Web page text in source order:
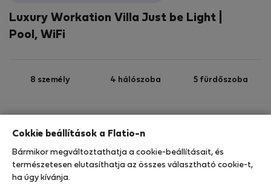
Luxury Workation Villa Just be Light |
Pool, WiFi
8 személy 4 hálószoba 5 fürdőszoba
StayProtection Stay Benefits
Az Ön tartózkodását ebben az ingatlanban a
Cokkie beállítások a Flatio-n
Bármikor megváltoztathatja a cookie-beállításait, és
természetesen elutasíthatja az összes választható cookie-t,
ha úgy kívánja.